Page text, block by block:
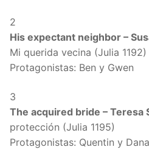
2
His expectant neighbor –
Mi querida vecina (Julia 1192)
Protagonistas: Ben y Gwen
3
The acquired bride – Teresa
protección (Julia 1195)
Protagonistas: Quentin y Dana